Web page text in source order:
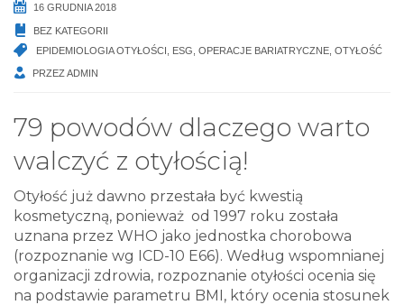
16 GRUDNIA 2018
BEZ KATEGORII
EPIDEMIOLOGIA OTYŁOŚCI
ESG OPERACJE BARIATRYCZNE OTYŁOŚĆ
PRZEZ ADMIN
79 powodów dlaczego warto
walczyć z otyłością!
Otyłość już dawno przestała być kwestią
kosmetyczną, ponieważ od 1997 roku została
uznana przez WHO jako jednostka chorobowa
(rozpoznanie wg ICD-10 E66). Według wspomnianej
organizacji zdrowia, rozpoznanie otyłości ocenia się
na podstawie parametru BMI, który ocenia stosunek